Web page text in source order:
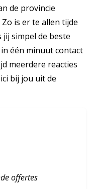
de provincie
is er te allen tijde
simpel de beste
één minuut contact
meerdere reacties
bij jou uit de
offertes